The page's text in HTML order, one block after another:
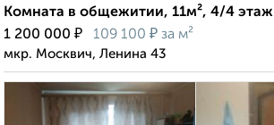
Комната в общежитии, 11м², 4/4 этаж
1 200 000 ₽ 109 100 ₽ за м²
мкр. Москвич, Ленина 43